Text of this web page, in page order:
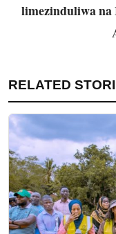
limezinduliwa na
RELATED